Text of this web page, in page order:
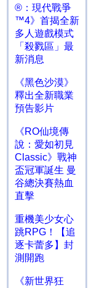
®：現代戰爭
™4》首揭全新
多人遊戲模式
「殺戮區」最
新消息
《黑色沙漠》
釋出全新職業
預告影片
《RO仙境傳
說：愛如初見
Classic》戰神
盃冠軍誕生 曼
谷總決賽熱血
直擊
重機美少女心
跳RPG！【追
逐卡蕾多】封
測開跑
《新世界狂